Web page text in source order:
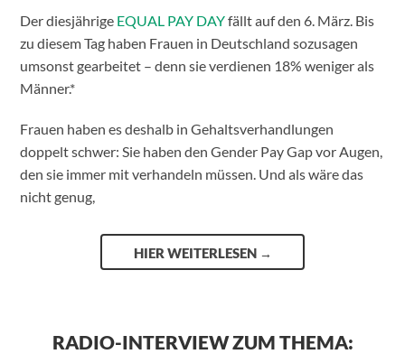
Der diesjährige EQUAL PAY DAYfällt auf den 6. März. Bis
zu diesem Tag haben Frauen in Deutschland sozusagen
umsonst gearbeitet – denn sie verdienen 18% weniger als
Männer.*
Frauen haben es deshalb in Gehaltsverhandlungen
doppelt schwer: Sie haben den Gender Pay Gap vor Augen,
den sie immer mit verhandeln müssen. Und als wäre das
nicht genug,
HIER WEITERLESEN →
RADIO-INTERVIEW ZUM THEMA: